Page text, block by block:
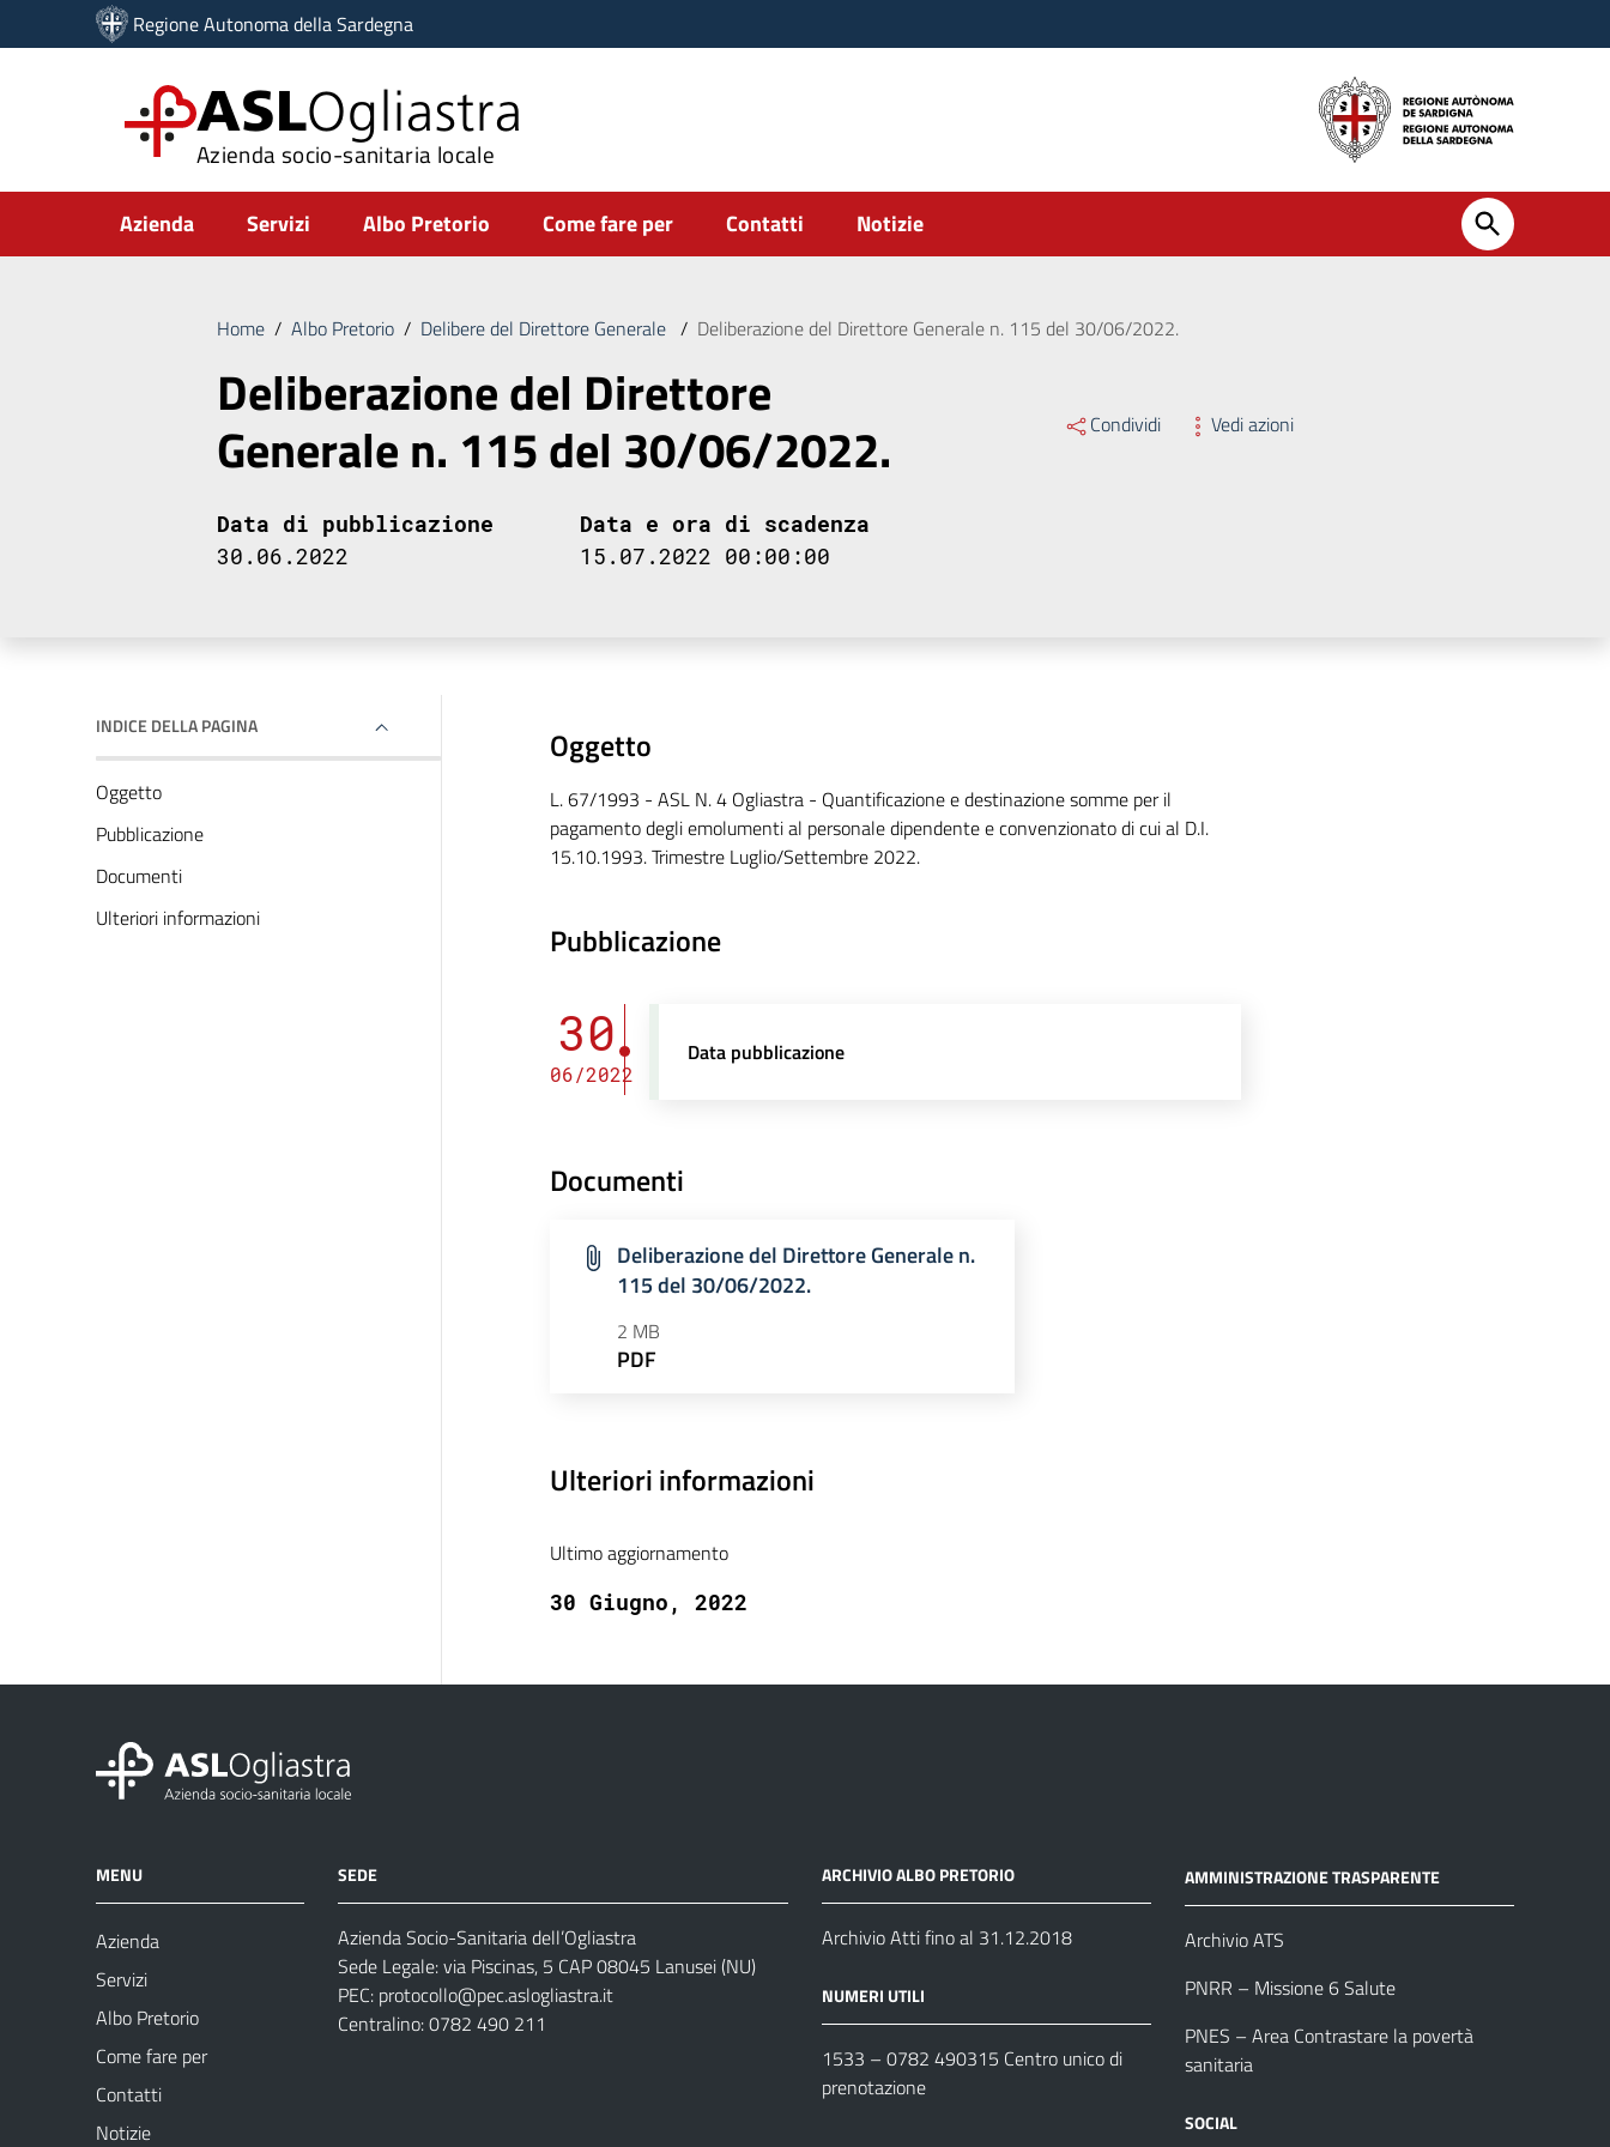
Vai ai contenuti
Vai al menu di navigazione
Regione Autonoma della Sardegna
ASLOgliastra
Azienda socio-sanitaria locale
Submenu
Azienda Servizi Albo Pretorio Come fare per Contatti Notizie
Home / Albo Pretorio / Delibere del Direttore Generale / Deliberazione del Direttore Generale n. 115 del 30/06/2022.
Deliberazione del Direttore
Generale n. 115 del 30/06/2022. Condividi Vedi azioni
Data di pubblicazione
30.06.2022
Data e ora di scadenza
15.07.2022 00:00:00
INDICE DELLA PAGINA
Oggetto
Pubblicazione
Documenti
Ulteriori informazioni
Oggetto
L. 67/1993 - ASL N. 4 Ogliastra - Quantificazione e destinazione somme per il
pagamento degli emolumenti al personale dipendente e convenzionato di cui al D.I.
15.10.1993. Trimestre Luglio/Settembre 2022.
Pubblicazione
30
06/2022
Data pubblicazione
Documenti
Deliberazione del Direttore Generale n.
115 del 30/06/2022.
2 MB
PDF
Ulteriori informazioni
Ultimo aggiornamento
30 Giugno, 2022
MENU
Azienda
Servizi
Albo Pretorio
Come fare per
Contatti
Notizie
SEDE
Azienda Socio-Sanitaria dell’Ogliastra
Sede Legale: via Piscinas, 5 CAP 08045 Lanusei (NU)
PEC: protocollo@pec.aslogliastra.it
Centralino: 0782 490 211
ARCHIVIO ALBO PRETORIO
Archivio Atti fino al 31.12.2018
NUMERI UTILI
1533 – 0782 490315 Centro unico di
prenotazione
AMMINISTRAZIONE TRASPARENTE
Archivio ATS
PNRR – Missione 6 Salute
PNES – Area Contrastare la povertà
sanitaria
SOCIAL